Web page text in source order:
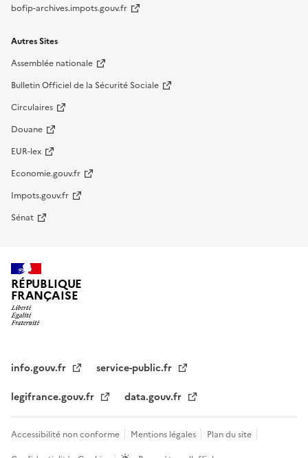
bofip-archives.impots.gouv.fr
Autres Sites
Assemblée nationale
Bulletin Officiel de la Sécurité Sociale
Circulaires
Douane
EUR-lex
Economie.gouv.fr
Impots.gouv.fr
Sénat
RÉPUBLIQUE
FRANÇAISE
info.gouv.fr
service-public.fr
legifrance.gouv.fr
data.gouv.fr
Accessibilité non conforme Mentions légales
Plan du site